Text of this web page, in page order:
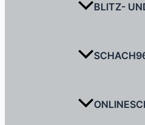
BLITZ-